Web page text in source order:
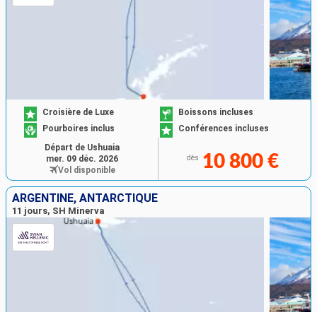
Croisière de Luxe
Boissons incluses
Pourboires inclus
Conférences incluses
dès 10 800 €
Départ de Ushuaia
mer. 09 déc. 2026
Vol disponible
ARGENTINE, ANTARCTIQUE
11 jours, SH Minerva